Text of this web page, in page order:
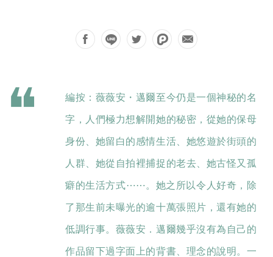
編按：薇薇安・邁爾至今仍是一個神秘的名
字，人們極力想解開她的秘密，從她的保母
身份、她留白的感情生活、她悠遊於街頭的
人群、她從自拍裡捕捉的老去、她古怪又孤
癖的生活方式⋯⋯。她之所以令人好奇，除
了那生前未曝光的逾十萬張照片，還有她的
低調行事。薇薇安．邁爾幾乎沒有為自己的
作品留下過字面上的背書、理念的說明。一